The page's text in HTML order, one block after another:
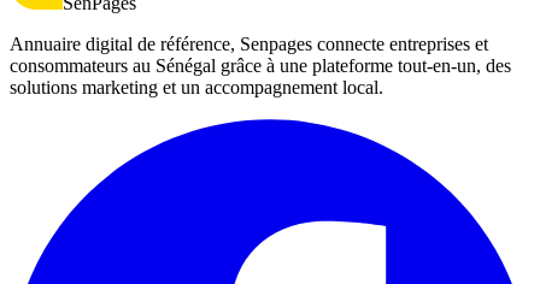
Annuaire digital de référence, Senpages connecte entreprises et
consommateurs au Sénégal grâce à une plateforme tout-en-un, des
solutions marketing et un accompagnement local.